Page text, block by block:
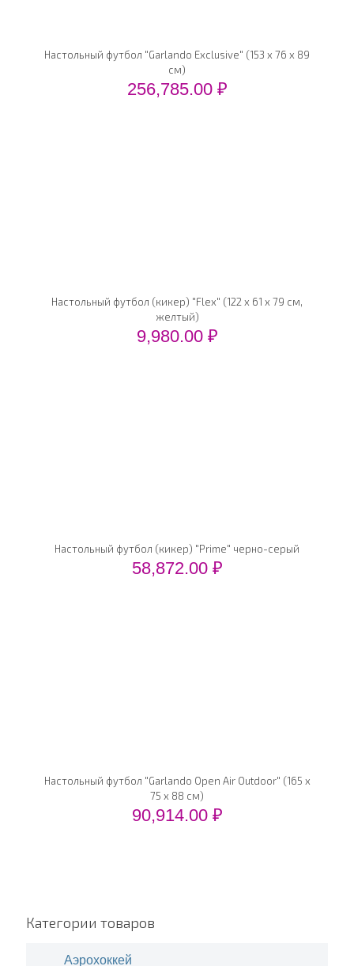
Настольный футбол "Garlando Exclusive" (153 x 76 x 89
см)
256,785.00 ₽
Настольный футбол (кикер) "Flex" (122 x 61 x 79 см,
желтый)
9,980.00 ₽
Настольный футбол (кикер) "Prime" черно-серый
58,872.00 ₽
Настольный футбол "Garlando Open Air Outdoor" (165 x
75 x 88 см)
90,914.00 ₽
Категории товаров
Аэрохоккей